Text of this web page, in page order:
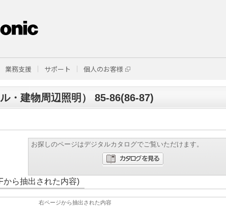
業務支援 サポート 個人のお客様
・建物周辺照明） 85-86(86-87)
お探しのページはデジタルカタログでご覧いただけます。
から抽出された内容)
右ページから抽出された内容